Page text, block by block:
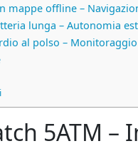
mappe offline –
lunga – Autonomia
al polso –
5ATM